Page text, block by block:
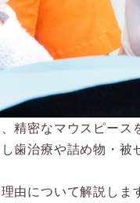
精密なマウスピース
歯治療や詰め物・被
由について解説しま